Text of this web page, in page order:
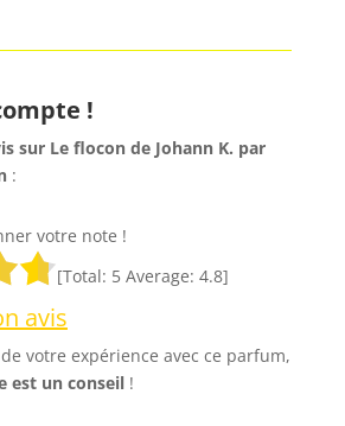
!
sur Le flocon de Johann K. par
:
votre note !
[Total: 5Average: 4.8]
avis
votre expérience avec ce parfum,
est un conseil!